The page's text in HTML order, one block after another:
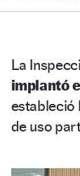
La
implantó
estableció
de uso